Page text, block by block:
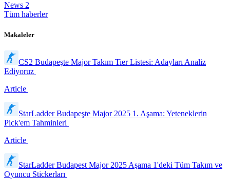
News 2
Tüm haberler
Makaleler
CS2 Budapeşte Major Takım Tier Listesi: Adayları Analiz
Ediyoruz
Article
StarLadder Budapeşte Major 2025 1. Aşama: Yeteneklerin
Pick'em Tahminleri
Article
StarLadder Budapest Major 2025 Aşama 1'deki Tüm Takım ve
Oyuncu Stickerları